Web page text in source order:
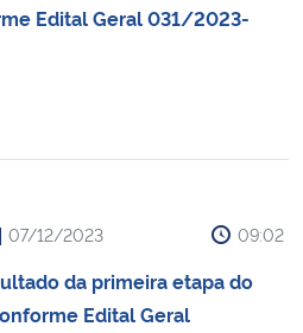
Edital Geral 031/2023-
07/12/2023 09:02
da primeira etapa do
Edital Geral